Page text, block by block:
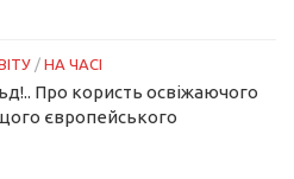
/ НА ЧАСІ
Про користь освіжаючого
європейського